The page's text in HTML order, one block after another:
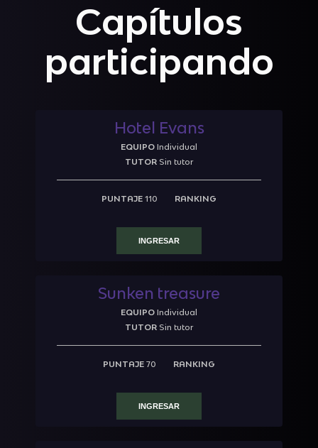
Capítulos
participando
Hotel Evans
EQUIPO Individual
TUTOR Sin tutor
PUNTAJE 110 RANKING
INGRESAR
Sunken treasure
EQUIPO Individual
TUTOR Sin tutor
PUNTAJE 70 RANKING
INGRESAR